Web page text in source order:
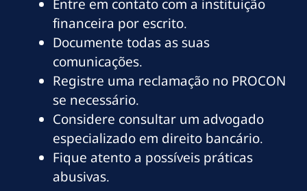
Entre em contato com a instituição
financeira por escrito.
Documente todas as suas
comunicações.
Registre uma reclamação no PROCON
se necessário.
Considere consultar um advogado
especializado em direito bancário.
Fique atento a possíveis práticas
abusivas.